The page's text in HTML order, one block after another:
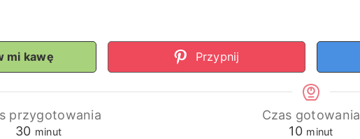
mi kawę Przypnij
przygotowania
30minuty
minut
Czas gotowania
10minuty
minut